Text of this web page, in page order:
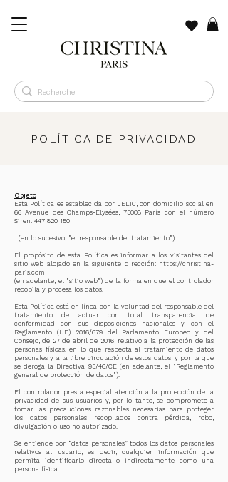
POLÍTICA DE PRIVACIDAD
Objeto
Esta Política es establecida por JELIC, con domicilio social en
66 Avenue des Champs-Élysées, 75008 París con el número
Siren: 447 820 150
(en lo sucesivo, "el responsable del tratamiento").
El propósito de esta Política es informar a los visitantes del
sitio web alojado en la siguiente dirección: https://christina-
paris.com
(en adelante, el "sitio web") de la forma en que el controlador
recopila y procesa los datos.
Esta Política está en línea con la voluntad del responsable del
tratamiento de actuar con total transparencia, de
conformidad con sus disposiciones nacionales y con el
Reglamento (UE) 2016/679 del Parlamento Europeo y del
Consejo, de 27 de abril de 2016, relativo a la protección de las
personas físicas. en lo que respecta al tratamiento de datos
personales y a la libre circulación de estos datos, y por la que
se deroga la Directiva 95/46/CE (en adelante, el "Reglamento
general de protección de datos").
El controlador presta especial atención a la protección de la
privacidad de sus usuarios y, por lo tanto, se compromete a
tomar las precauciones razonables necesarias para proteger
los datos personales recopilados contra pérdida, robo,
divulgación o uso no autorizado.
Se entiende por “datos personales” todos los datos personales
relativos al usuario, es decir, cualquier información que
permita identificarlo directa o indirectamente como una
persona física.